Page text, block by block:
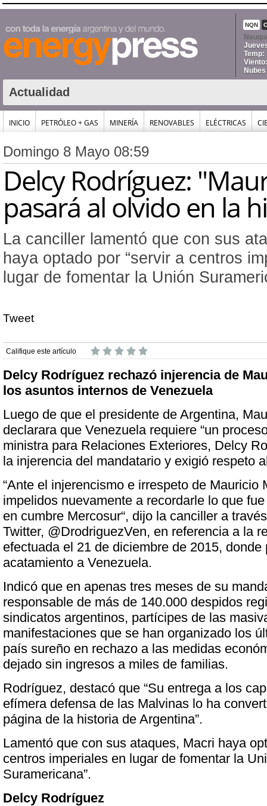
NQN
Temp:
Actualidad
INICIO PETRÓLEO + GAS MINERÍA RENOVABLES ELÉCTRICAS
Domingo 8 Mayo 08:59
Delcy Rodríguez:
pasará al olvido en la
La canciller lamentó que con sus
haya optado por “servir a centros
lugar de fomentar la Unión
Tweet
Califique este artículo
Delcy Rodríguez rechazó injerencia de
los asuntos internos de Venezuela
Luego de que el presidente de Argentina,
declarara que Venezuela requiere “un
ministra para Relaciones Exteriores, Delcy
la injerencia del mandatario y exigió respeto
“Ante el injerencismo e irrespeto de Mauricio
impelidos nuevamente a recordarle lo que
en cumbre Mercosur“, dijo la canciller a
Twitter, @DrodriguezVen, en referencia a la
efectuada el 21 de diciembre de 2015,
acatamiento a Venezuela.
Indicó que en apenas tres meses de su
responsable de más de 140.000 despidos
sindicatos argentinos, partícipes de las
manifestaciones que se han organizado los
país sureño en rechazo a las medidas
dejado sin ingresos a miles de familias.
Rodríguez, destacó que “Su entrega a los
efímera defensa de las Malvinas lo ha
página de la historia de Argentina”.
Lamentó que con sus ataques, Macri haya
centros imperiales en lugar de fomentar la
Suramericana”.
Delcy Rodríguez